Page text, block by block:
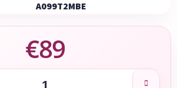
A099T2MBE
€89
Jednotková cena: